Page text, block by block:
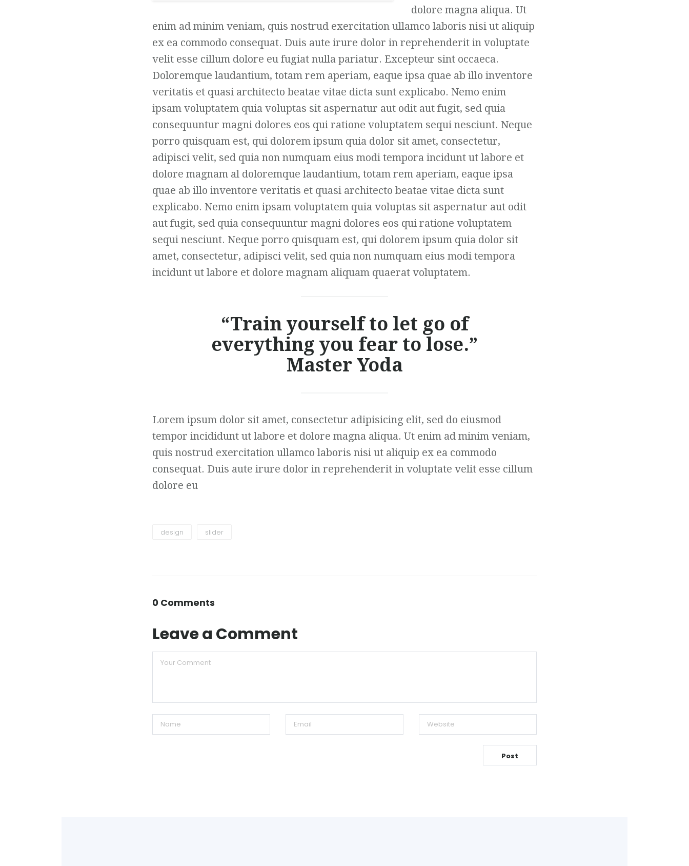
dolore magna aliqua. Ut
enim ad minim veniam, quis nostrud exercitation ullamco laboris nisi ut aliquip
ex ea commodo consequat. Duis aute irure dolor in reprehenderit in voluptate
velit esse cillum dolore eu fugiat nulla pariatur. Excepteur sint occaeca.
Doloremque laudantium, totam rem aperiam, eaque ipsa quae ab illo inventore
veritatis et quasi architecto beatae vitae dicta sunt explicabo. Nemo enim
ipsam voluptatem quia voluptas sit aspernatur aut odit aut fugit, sed quia
consequuntur magni dolores eos qui ratione voluptatem sequi nesciunt. Neque
porro quisquam est, qui dolorem ipsum quia dolor sit amet, consectetur,
adipisci velit, sed quia non numquam eius modi tempora incidunt ut labore et
dolore magnam al doloremque laudantium, totam rem aperiam, eaque ipsa
quae ab illo inventore veritatis et quasi architecto beatae vitae dicta sunt
explicabo. Nemo enim ipsam voluptatem quia voluptas sit aspernatur aut odit
aut fugit, sed quia consequuntur magni dolores eos qui ratione voluptatem
sequi nesciunt. Neque porro quisquam est, qui dolorem ipsum quia dolor sit
amet, consectetur, adipisci velit, sed quia non numquam eius modi tempora
incidunt ut labore et dolore magnam aliquam quaerat voluptatem.
“Train yourself to let go of
everything you fear to lose.”
Master Yoda
Lorem ipsum dolor sit amet, consectetur adipisicing elit, sed do eiusmod
tempor incididunt ut labore et dolore magna aliqua. Ut enim ad minim veniam,
quis nostrud exercitation ullamco laboris nisi ut aliquip ex ea commodo
consequat. Duis aute irure dolor in reprehenderit in voluptate velit esse cillum
dolore eu
design slider
0 Comments
Leave a Comment